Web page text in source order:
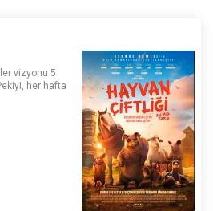
vizyonu 5
her hafta